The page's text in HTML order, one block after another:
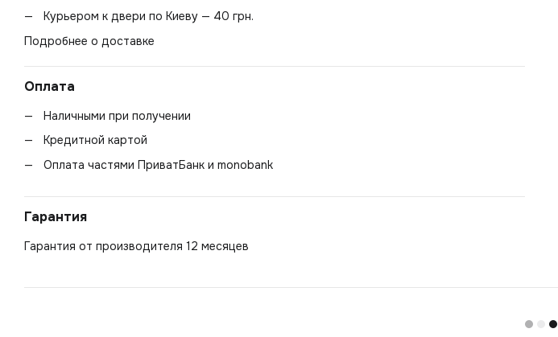
Курьером к двери по Киеву — 40 грн.
Подробнее о доставке
Оплата
Наличными при получении
Кредитной картой
Оплата частями ПриватБанк и monobank
Гарантия
Гарантия от производителя 12 месяцев